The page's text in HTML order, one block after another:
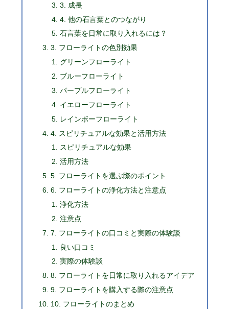
3. 成長
4. 他の石言葉とのつながり
石言葉を日常に取り入れるには？
3. フローライトの色別効果
グリーンフローライト
ブルーフローライト
パープルフローライト
イエローフローライト
レインボーフローライト
4. スピリチュアルな効果と活用方法
スピリチュアルな効果
活用方法
5. フローライトを選ぶ際のポイント
6. フローライトの浄化方法と注意点
浄化方法
注意点
7. フローライトの口コミと実際の体験談
良い口コミ
実際の体験談
8. フローライトを日常に取り入れるアイデア
9. フローライトを購入する際の注意点
10. フローライトのまとめ